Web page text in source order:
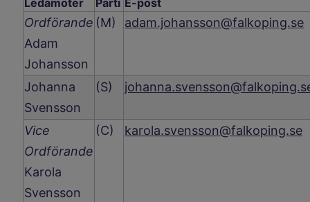
Ordförande
Adam
Johansson
(M) adam.johansson@falkoping.se
Johanna
Svensson
(S)
Vice
Ordförande
Karola
Svensson
(C) karola.svensson@falkoping.se